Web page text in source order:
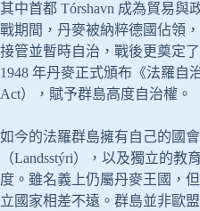
其中首都 Tórshavn 成為貿易與
戰期間，丹麥被納粹德國佔領
接管並暫時自治，戰後更奠定
1948 年丹麥正式頒布《法羅自
Act），賦予群島高度自治權。
如今的法羅群島擁有自己的國
（Landsstýri），以及獨立的教
度。雖名義上仍屬丹麥王國，
立國家相差不遠。群島並非歐